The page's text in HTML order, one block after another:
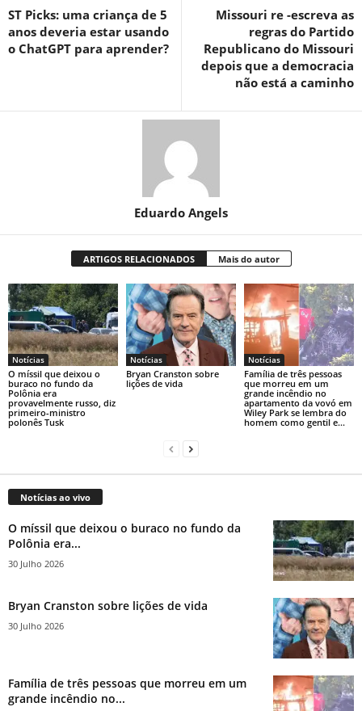
ST Picks: uma criança de 5
anos deveria estar usando
o ChatGPT para aprender?
Missouri re -escreva as
regras do Partido
Republicano do Missouri
depois que a democracia
não está a caminho
Eduardo Angels
ARTIGOS RELACIONADOS Mais do autor
Notícias
O míssil que deixou o
buraco no fundo da
Polônia era
provavelmente russo, diz
primeiro-ministro
polonês Tusk
Notícias
Bryan Cranston sobre
lições de vida
Notícias
Família de três pessoas
que morreu em um
grande incêndio no
apartamento da vovó em
Wiley Park se lembra do
homem como gentil e...
Notícias ao vivo
O míssil que deixou o buraco no fundo da
Polônia era...
30 Julho 2026
Bryan Cranston sobre lições de vida
30 Julho 2026
Família de três pessoas que morreu em um
grande incêndio no...